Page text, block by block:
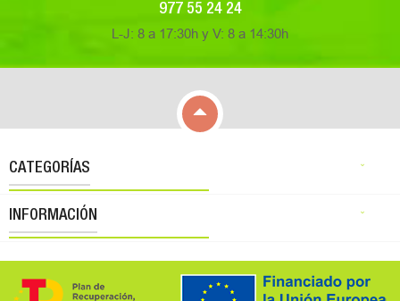
977 55 24 24
L-J: 8 a 17:30h y V: 8 a 14:30h

CATEGORÍAS 
INFORMACIÓN 